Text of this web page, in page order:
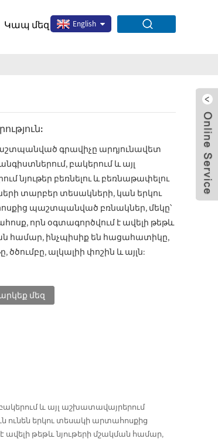
English
Կապ մեզ հետ
գրավիչը արդյունավետ
բակերում և այլ
նյութեր բեռնելու և բեռնաթափելու
տարբեր տեսակների, կան երկու
պաշտպանված բռնակներ, մեկը՝
որն օգտագործվում է ավելի թեթև
համար, ինչպիսիք են հացահատիկը,
ալկալիի փոշին և այլն:
մեզ
և այլ աշխատավայրերում
ունեն երկու տեսակի արտահոսքից
թեթև նյութերի մշակման համար,